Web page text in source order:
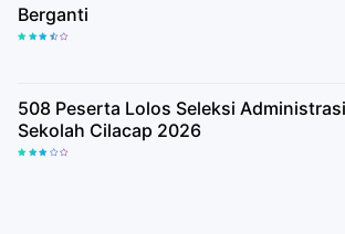
Berganti
508 Peserta Lolos Seleksi
Sekolah Cilacap 2026